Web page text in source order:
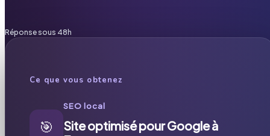
Réponse sous 48h
Ce que vous obtenez
🎯
SEO local
Site optimisé pour Google à